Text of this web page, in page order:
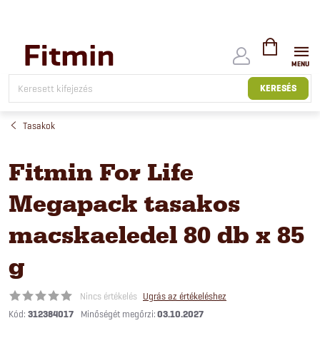
tartalomhoz
KERESÉS
KOSÁR
Tasakok
Fitmin For Life
Megapack tasakos
macskaeledel 80 db x 85
g
Nincs értékelés Ugrás az értékeléshez
Kód: 312384017 03.10.2027